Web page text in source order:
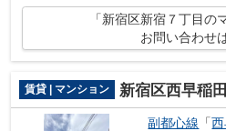
「新宿区新宿７丁目の
お問い合わせ
賃貸 | マンション 新宿区西早稲田
副都心線 「